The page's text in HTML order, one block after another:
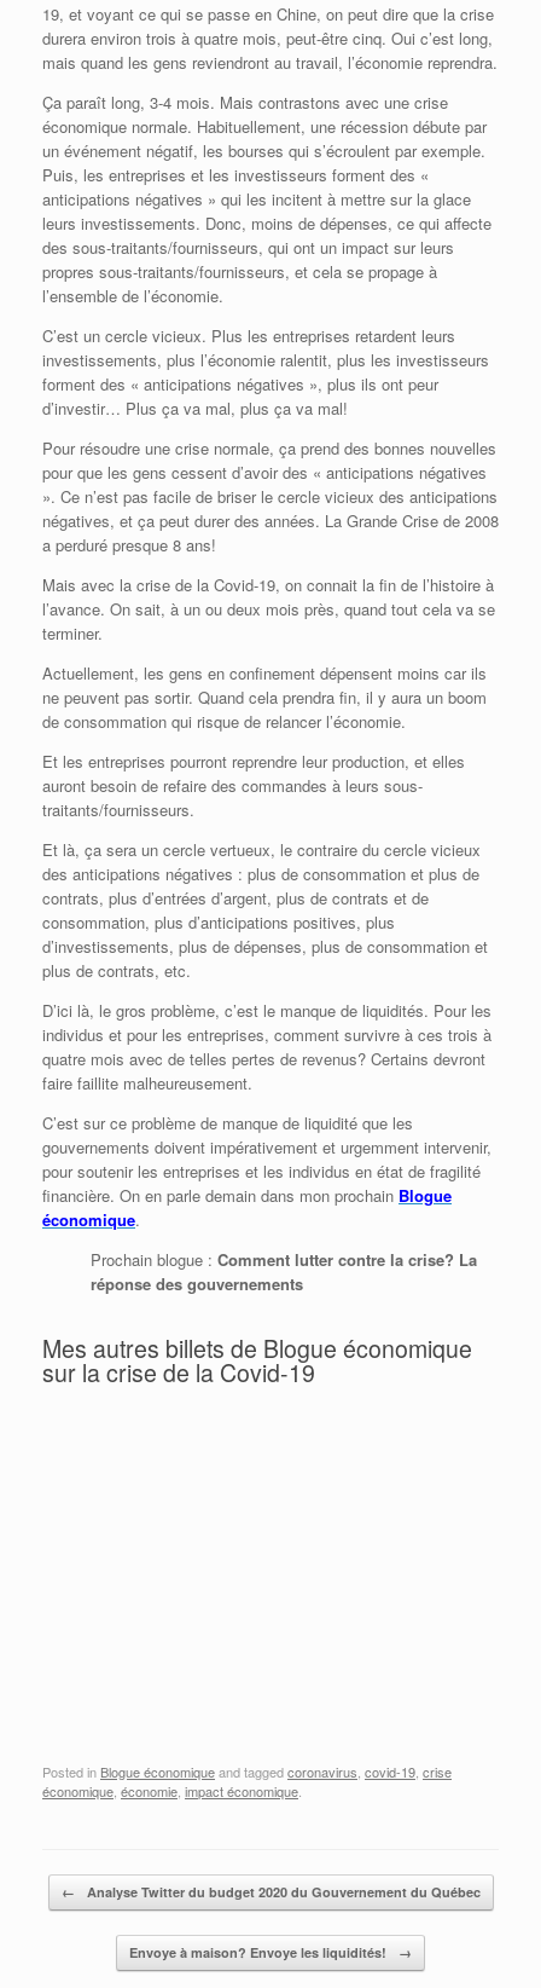
19, et voyant ce qui se passe en Chine, on peut dire que la crise
durera environ trois à quatre mois, peut-être cinq. Oui c’est long,
mais quand les gens reviendront au travail, l’économie reprendra.
Ça paraît long, 3-4 mois. Mais contrastons avec une crise
économique normale. Habituellement, une récession débute par
un événement négatif, les bourses qui s’écroulent par exemple.
Puis, les entreprises et les investisseurs forment des «
anticipations négatives » qui les incitent à mettre sur la glace
leurs investissements. Donc, moins de dépenses, ce qui affecte
des sous-traitants/fournisseurs, qui ont un impact sur leurs
propres sous-traitants/fournisseurs, et cela se propage à
l’ensemble de l’économie.
C’est un cercle vicieux. Plus les entreprises retardent leurs
investissements, plus l’économie ralentit, plus les investisseurs
forment des « anticipations négatives », plus ils ont peur
d’investir… Plus ça va mal, plus ça va mal!
Pour résoudre une crise normale, ça prend des bonnes nouvelles
pour que les gens cessent d’avoir des « anticipations négatives
». Ce n’est pas facile de briser le cercle vicieux des anticipations
négatives, et ça peut durer des années. La Grande Crise de 2008
a perduré presque 8 ans!
Mais avec la crise de la Covid-19, on connait la fin de l’histoire à
l’avance. On sait, à un ou deux mois près, quand tout cela va se
terminer.
Actuellement, les gens en confinement dépensent moins car ils
ne peuvent pas sortir. Quand cela prendra fin, il y aura un boom
de consommation qui risque de relancer l’économie.
Et les entreprises pourront reprendre leur production, et elles
auront besoin de refaire des commandes à leurs sous-
traitants/fournisseurs.
Et là, ça sera un cercle vertueux, le contraire du cercle vicieux
des anticipations négatives : plus de consommation et plus de
contrats, plus d’entrées d’argent, plus de contrats et de
consommation, plus d’anticipations positives, plus
d’investissements, plus de dépenses, plus de consommation et
plus de contrats, etc.
D’ici là, le gros problème, c’est le manque de liquidités. Pour les
individus et pour les entreprises, comment survivre à ces trois à
quatre mois avec de telles pertes de revenus? Certains devront
faire faillite malheureusement.
C’est sur ce problème de manque de liquidité que les
gouvernements doivent impérativement et urgemment intervenir,
pour soutenir les entreprises et les individus en état de fragilité
financière. On en parle demain dans mon prochain Blogue
économique.
Prochain blogue : Comment lutter contre la crise? La
réponse des gouvernements
Mes autres billets de Blogue économique
sur la crise de la Covid-19
Posted in Blogue économiqueand taggedcoronavirus covid-19 crise
économique économie impact économique
Post navigation
← Analyse Twitter du budget 2020 du Gouvernement du Québec
Envoye à maison? Envoye les liquidités! →